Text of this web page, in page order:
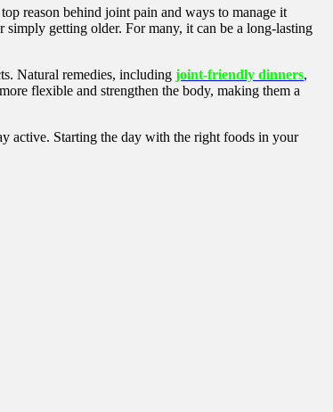
reason behind joint pain and ways to manage it
getting older. For many, it can be a long-lasting
Natural remedies, including joint-friendly dinners,
flexible and strengthen the body, making them a
active. Starting the day with the right foods in your